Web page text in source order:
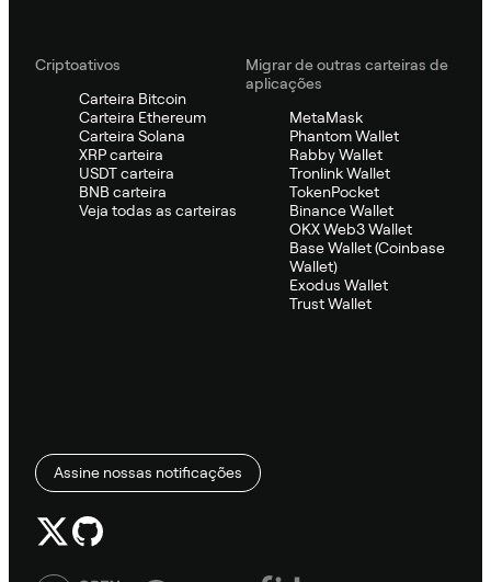
Criptoativos
Carteira Bitcoin
Carteira Ethereum
Carteira Solana
XRP carteira
USDT carteira
BNB carteira
Veja todas as carteiras
Migrar de outras carteiras de
aplicações
MetaMask
Phantom Wallet
Rabby Wallet
Tronlink Wallet
TokenPocket
Binance Wallet
OKX Web3 Wallet
Base Wallet (Coinbase
Wallet)
Exodus Wallet
Trust Wallet
Assine nossas notificações